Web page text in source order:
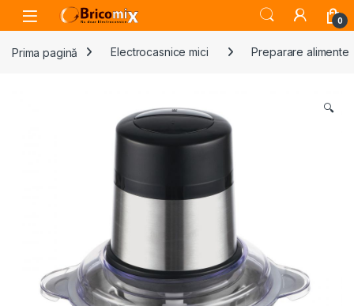
Skip to navigation
Skip to content
Open 0
Prima pagină Electrocasnice mici Preparare alimente
🔍